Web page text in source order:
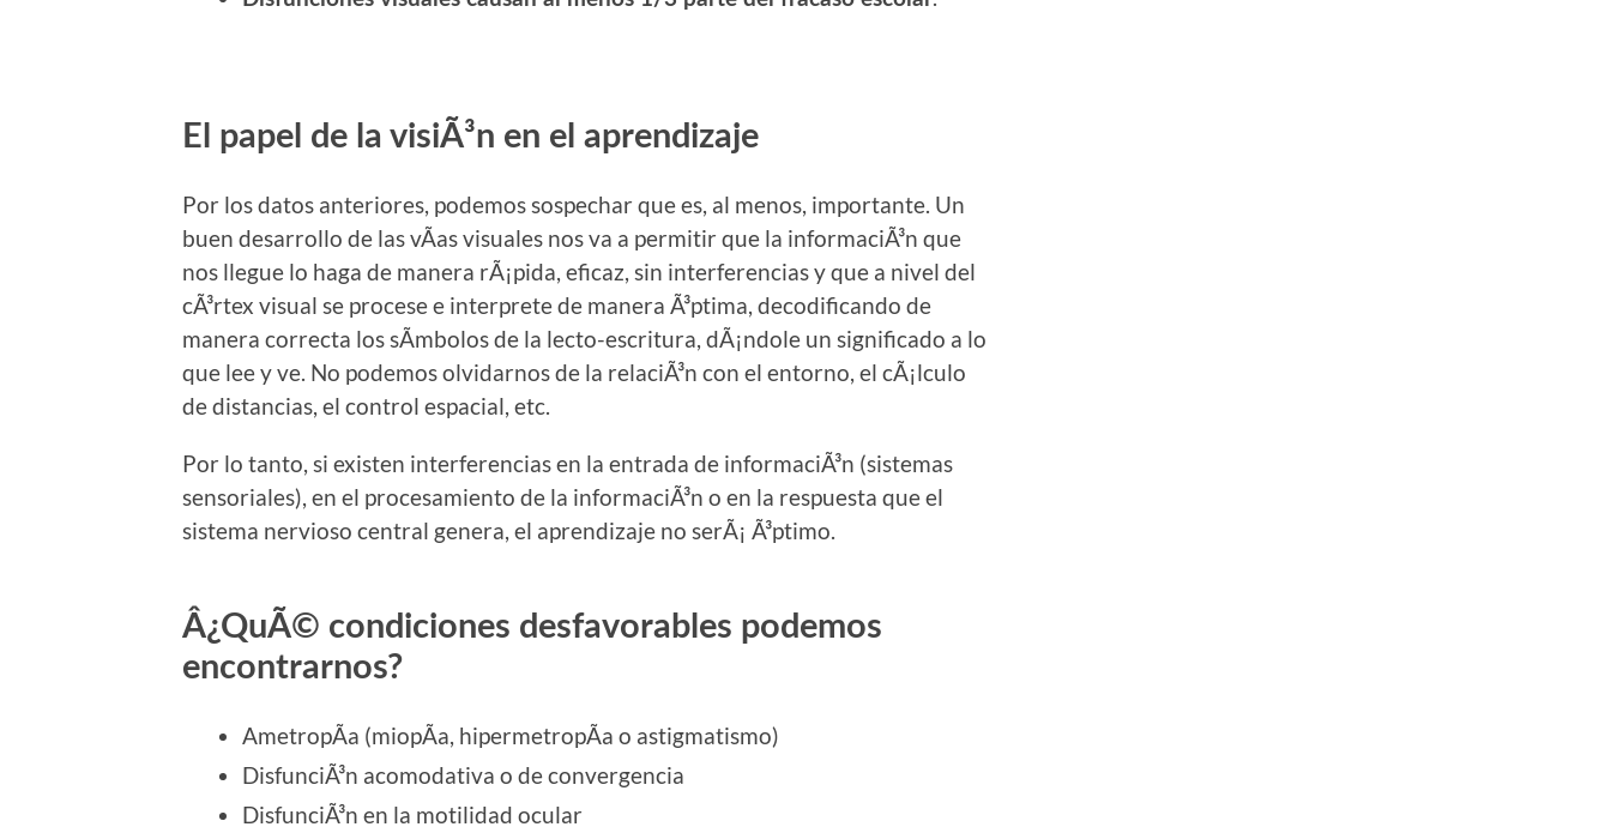
El papel de la visiÃ³n en el aprendizaje
Por los datos anteriores, podemos sospechar que es, al menos, importante. Un
buen desarrollo de las vÃ­as visuales nos va a permitir que la informaciÃ³n que
nos llegue lo haga de manera rÃ¡pida, eficaz, sin interferencias y que a nivel del
cÃ³rtex visual se procese e interprete de manera Ã³ptima, decodificando de
manera correcta los sÃ­mbolos de la lecto-escritura, dÃ¡ndole un significado a lo
que lee y ve. No podemos olvidarnos de la relaciÃ³n con el entorno, el cÃ¡lculo
de distancias, el control espacial, etc.
Por lo tanto, si existen interferencias en la entrada de informaciÃ³n (sistemas
sensoriales), en el procesamiento de la informaciÃ³n o en la respuesta que el
sistema nervioso central genera, el aprendizaje no serÃ¡ Ã³ptimo.
Â¿QuÃ© condiciones desfavorables podemos
encontrarnos?
AmetropÃ­a (miopÃ­a, hipermetropÃ­a o astigmatismo)
DisfunciÃ³n acomodativa o de convergencia
DisfunciÃ³n en la motilidad ocular